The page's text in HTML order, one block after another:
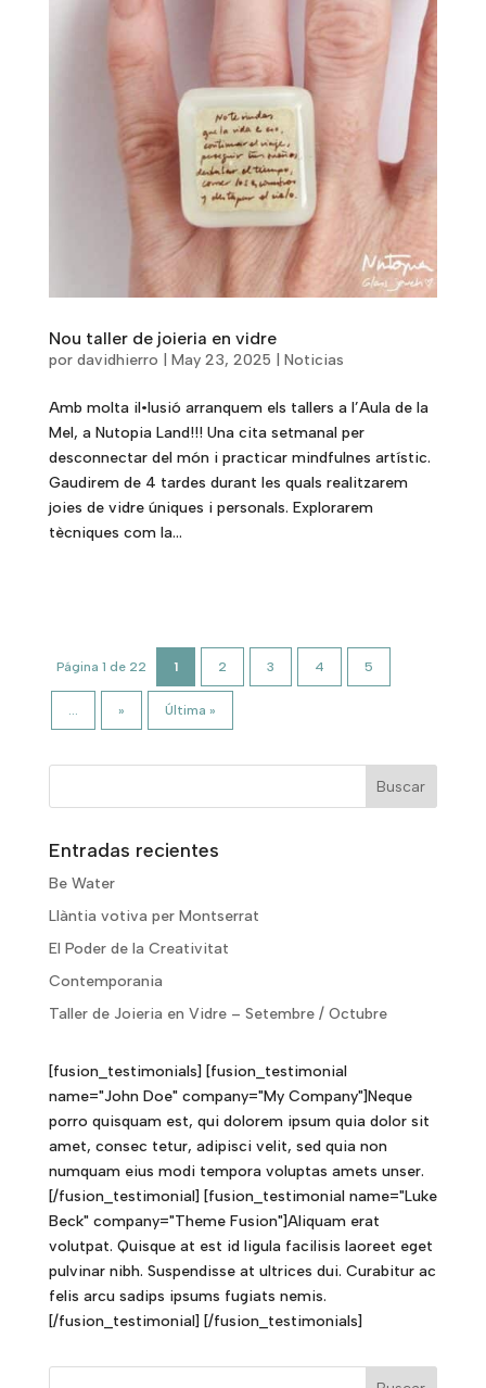
Nou taller de joieria en vidre
por davidhierro May 23, 2025 Noticias
Amb molta il•lusió arranquem els tallers a l’Aula de la
Mel, a Nutopia Land!!! Una cita setmanal per
desconnectar del món i practicar mindfulnes artístic.
Gaudirem de 4 tardes durant les quals realitzarem
joies de vidre úniques i personals. Explorarem
tècniques com la...
Página 1 de 22 1 2 3 4 5
... » Última »
Entradas recientes
Be Water
Llàntia votiva per Montserrat
El Poder de la Creativitat
Contemporania
Taller de Joieria en Vidre – Setembre / Octubre
[fusion_testimonials] [fusion_testimonial
name="John Doe" company="My Company"]Neque
porro quisquam est, qui dolorem ipsum quia dolor sit
amet, consec tetur, adipisci velit, sed quia non
numquam eius modi tempora voluptas amets unser.
[/fusion_testimonial] [fusion_testimonial name="Luke
Beck" company="Theme Fusion"]Aliquam erat
volutpat. Quisque at est id ligula facilisis laoreet eget
pulvinar nibh. Suspendisse at ultrices dui. Curabitur ac
felis arcu sadips ipsums fugiats nemis.
[/fusion_testimonial] [/fusion_testimonials]